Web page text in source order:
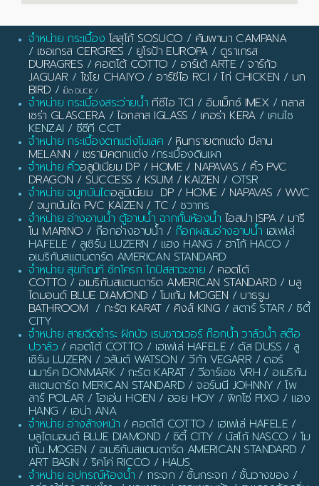
จำหน่าย กระเบื้อง โสสุโก้ SOSUCO / คัมพานา CAMPANA
/ เซอเกรส CERGRES / ยูโรป้า EUROPA/ ดูราเกรส
DURAGRES / คอตโต้ COTTO / อาร์เต้ ARTE /จาร์กัว
JAGUAR / ไชโย CHAIYO / อาร์ซีไอ RCI /ไก่ CHICKEN / นก
BIRD / เป็ด DUCK /
จำหน่าย กระเบื้องสระว่ายน้ำ ทีซีไอ TCI / อิมเม็กซ์ IMEX/ กลาส
เซร่า GLASCERA/ไอกลาส IGLASS / เคอร่า KERA/ เคนไซ
KENZAI / ซีซีที CCT
จำหน่าย กระเบื้องตกแต่งโมเสค / หินทรายตกแต่ง มีลาน
MELANN / เซรามิคตกแต่ง /กระเบื้องดินเผา
จำหน่าย คิ้วอลูมิเนียม DP / HOME / NAPAVAS / คิ้ว PVC
DRAGON / SUCCESS / KSUM / KAIZEN / OTSR
จำหน่าย จมูกบันไดอลูมิเนียม DP / HOME / NAPAVAS / WVC
/ จมูกบันได PVC KAIZEN / TC / ชวากร
จำหน่าย อ่างอาบน้ำ ตู้อาบน้ำ ฉากกั้นห้องน้ำ ไอสปา ISPA / มารี
โน MARINO / ก๊อกอ่างอาบน้ำ / ก๊อกผสมอ่างอาบน้ำ เฮเฟเล่
HAFELE / ลูเซิร์น LUZERN / แฮง HANG / ฮาโก้ HACO /
อเมริกันสแตนดาร์ด AMERICAN STANDARD
จำหน่าย สุขภัณฑ์ ชักโครก โถปัสสาวะชาย / คอตโต้
COTTO / อเมริกันสแตนดาร์ด AMERICAN STANDARD / บลู
ไดมอนด์ BLUE DIAMOND / โมเก้น MOGEN / บาธรูม
BATHROOM / กะรัต KARAT/ คิงส์ KING / สตาร์ STAR / ซิตี้
CITY
จำหน่าย สายฉีดชำระ ฝักบัว เรนชาวเวอร์ ก๊อกน้ำ วาล์วน้ำ สต๊อ
ปวาล์ว / คอตโต้ COTTO / เฮเฟเล่ HAFELE / ดัส DUSS / ลู
เซิร์น LUZERN / วสันต์ WATSON / วีก้า VEGARR / ดอร์
นมาร์ค DONMARK / กะรัต KARAT / วีอาร์เอช VRH / อเมริกัน
สแตนดาร์ด MERICAN STANDARD / จอร์นนี JOHNNY / โพ
ลาร์ POLAR / โฮเอ่น HOEN / ฮอย HOY / พิกโซ่ PIXO / แฮง
HANG / เอน่า ANA
จำหน่าย อ่างล้างหน้า / คอตโต้ COTTO / เฮเฟเล่ HAFELE /
บลูไดมอนด์ BLUE DIAMOND / ซิตี้ CITY / นัสโก้ NASCO / โม
เก้น MOGEN / อเมริกันสแตนดาร์ด AMERICAN STANDARD /
ART BASIN / ริคโค่ RICCO / HAUS
จำหน่าย อุปกรณ์ห้องน้ำ / กระจก / ชั้นกระจก / ชั้นวางของ /